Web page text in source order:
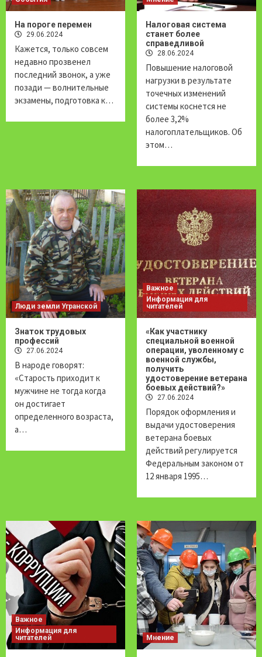
На пороге перемен
29.06.2024
Кажется, только совсем
недавно прозвенел
последний звонок, а уже
позади — волнительные
экзамены, подготовка к…
Налоговая система
станет более
справедливой
28.06.2024
Повышение налоговой
нагрузки в результате
точечных изменений
системы коснется не
более 3,2%
налогоплательщиков. Об
этом…
Люди земли Угранской
Знаток трудовых
профессий
27.06.2024
В народе говорят:
«Старость приходит к
мужчине не тогда когда
он достигает
определенного возраста,
а…
Важное
Информация для
читателей
«Как участнику
специальной военной
операции, уволенному с
военной службы,
получить
удостоверение ветерана
боевых действий?»
27.06.2024
Порядок оформления и
выдачи удостоверения
ветерана боевых
действий регулируется
Федеральным законом от
12 января 1995…
Важное
Информация для
читателей
Мнение